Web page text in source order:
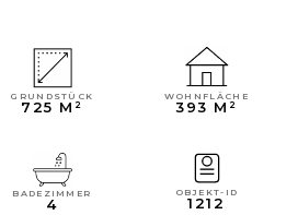
GRUNDSTÜCK
725 M²
WOHNFLÄCHE
393 M²
BADEZIMMER
4
OBJEKT-ID
1212